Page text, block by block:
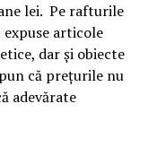
lei. Pe rafturile
articole
dar şi obiecte
că preţurile nu
adevărate